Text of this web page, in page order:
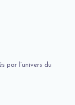
par l’univers du